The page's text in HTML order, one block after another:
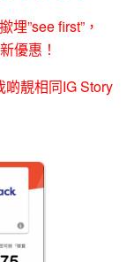
埋”see first”，
優惠！
啲靚相同IG Story